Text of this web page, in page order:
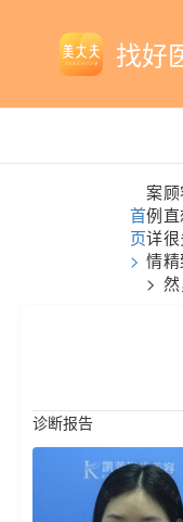
找好
首
页
>
案
例
详
情
> 然
诊断报告